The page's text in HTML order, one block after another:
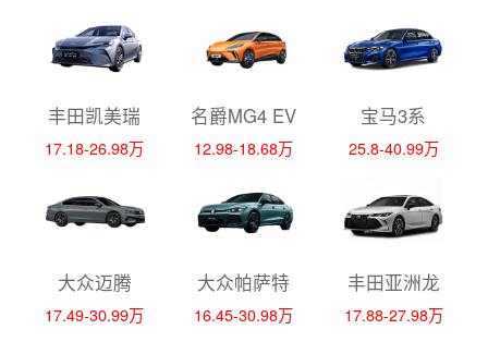
丰田凯美瑞
17.18-26.98万
名爵MG4 EV
12.98-18.68万
宝马3系
25.8-40.99万
大众迈腾
17.49-30.99万
大众帕萨特
16.45-30.98万
丰田亚洲龙
17.88-27.98万